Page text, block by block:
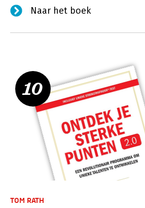
Naar het boek
TOM RATH
10